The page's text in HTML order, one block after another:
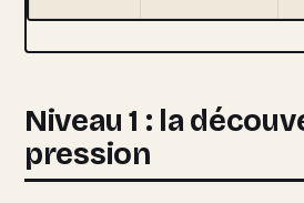
Niveau 1 : la
pression